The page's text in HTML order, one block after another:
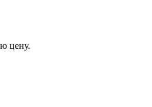
цену.